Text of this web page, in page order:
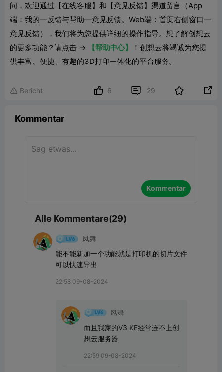
问，欢迎通过【在线客服】和【意见反馈】渠道留言（App
端：我的—反馈与帮助—意见反馈。Web端：首页右侧窗口—
意见反馈），我们将为您提供详细的操作指导。想了解创想云
的更多功能？请点击 →
【帮助中心】
！创想云将竭诚为您提
供丰富、便捷、有趣的3D打印一体化的平台服务。
 Bericht 6  29 
Kommentar
Kommentar
Alle Kommentare(29)
凤舞
能不能新加一个功能就是打印机的切片文件
可以快速导出
22:58 09-08-2024
凤舞
而且我家的V3 KE经常连不上创
想云服务器
22:59 09-08-2024